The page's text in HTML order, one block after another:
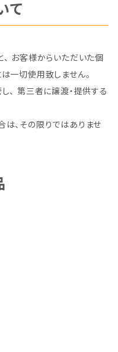
て
お客様からいただいた個
一切使用致しません。
、 第三者に譲渡・提供する
、その限りではありませ